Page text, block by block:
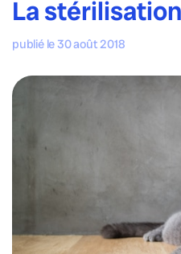
La
publié le 30 août 2018